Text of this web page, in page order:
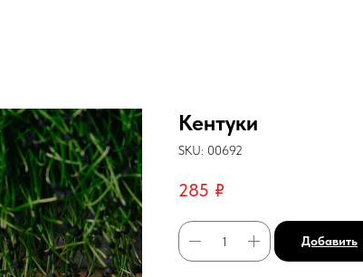
Кентуки
SKU: 00692
285 ₽
Добавить